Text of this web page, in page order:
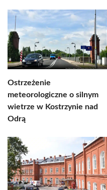
Ostrzeżenie
meteorologiczne o silnym
wietrze w Kostrzynie nad
Odrą